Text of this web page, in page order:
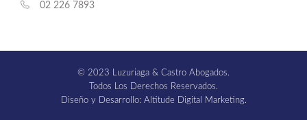
02 226 7893
© 2023 Luzuriaga & Castro Abogados.
Todos Los Derechos Reservados.
Diseño y Desarrollo: Altitude Digital Marketing.